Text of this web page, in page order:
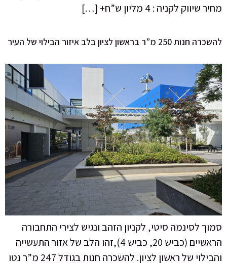
מחיר שיווק לקניה : 4 מליון ש”ח+ […]
להשכרה חנות 250 מ”ר בראשון לציון בלב איזור הבילוי של העיר
סמוך לסינמה סיטי, לקניון הזהב ונגיש לצירי התחבורה
הראשיים (כביש 20, כביש 4),זהו הלב של אזור התעשייה
והבילוי של ראשון לציון. להשכרה חנות בגודל 247 מ”ר נטו